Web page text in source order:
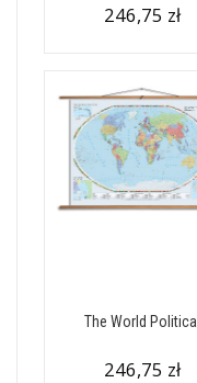
246,75 zł
The World Political
246,75 zł